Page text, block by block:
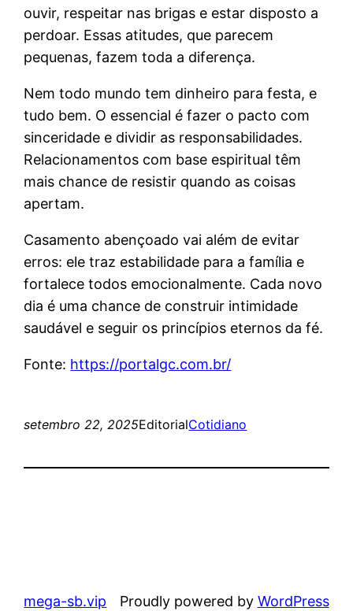
ouvir, respeitar nas brigas e estar disposto a
perdoar. Essas atitudes, que parecem
pequenas, fazem toda a diferença.
Nem todo mundo tem dinheiro para festa, e
tudo bem. O essencial é fazer o pacto com
sinceridade e dividir as responsabilidades.
Relacionamentos com base espiritual têm
mais chance de resistir quando as coisas
apertam.
Casamento abençoado vai além de evitar
erros: ele traz estabilidade para a família e
fortalece todos emocionalmente. Cada novo
dia é uma chance de construir intimidade
saudável e seguir os princípios eternos da fé.
Fonte: https://portalgc.com.br/
setembro 22, 2025EditorialCotidiano
mega-sb.vip Proudly powered by WordPress